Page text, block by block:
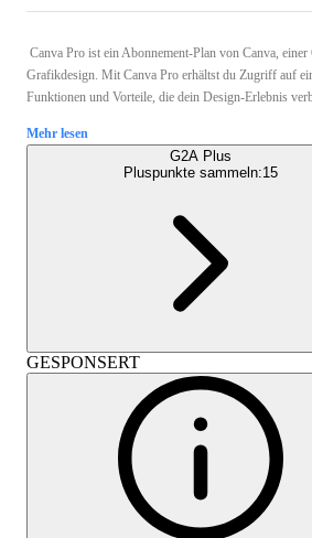
Canva Pro ist ein Abonnement-Plan von Canva,
Grafikdesign. Mit Canva Pro erhältst du Zugriff auf
Funktionen und Vorteile, die dein Design-Erlebnis
Mehr lesen
G2A Plus
Pluspunkte sammeln:15
GESPONSERT